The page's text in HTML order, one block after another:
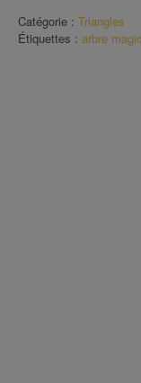
Arbre
Magique
Catégorie : Triangles
Étiquettes : arbre